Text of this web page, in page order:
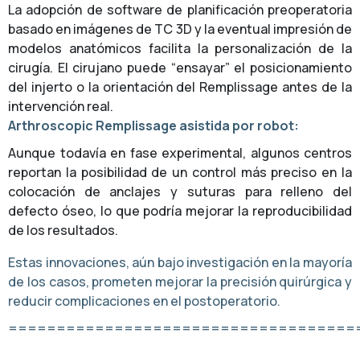
La adopción de software de planificación preoperatoria
basado en imágenes de TC 3D y la eventual impresión de
modelos anatómicos facilita la personalización de la
cirugía. El cirujano puede “ensayar” el posicionamiento
del injerto o la orientación del Remplissage antes de la
intervención real.
Arthroscopic Remplissage asistida por robot:
Aunque todavía en fase experimental, algunos centros
reportan la posibilidad de un control más preciso en la
colocación de anclajes y suturas para relleno del
defecto óseo, lo que podría mejorar la reproducibilidad
de los resultados.
Estas innovaciones, aún bajo investigación en la mayoría
de los casos, prometen mejorar la precisión quirúrgica y
reducir complicaciones en el postoperatorio.